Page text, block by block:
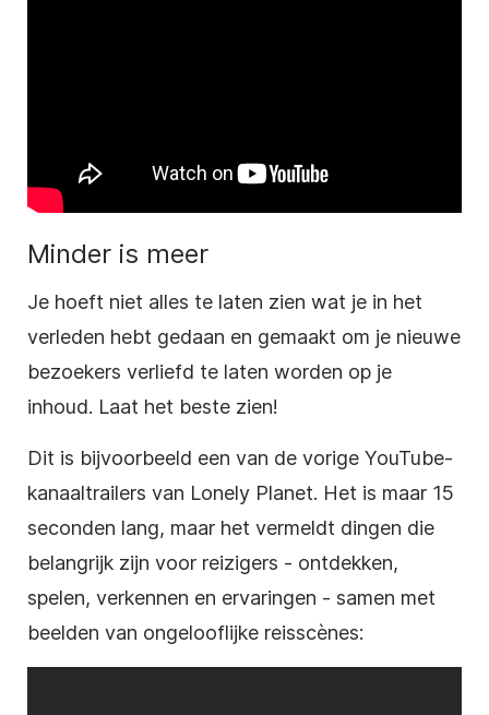
Minder is meer
Je hoeft niet alles te laten zien wat je in het
verleden hebt gedaan en gemaakt om je nieuwe
bezoekers verliefd te laten worden op je
inhoud. Laat het beste zien!
Dit is bijvoorbeeld een van de vorige YouTube-
kanaaltrailers van Lonely Planet. Het is maar 15
seconden lang, maar het vermeldt dingen die
belangrijk zijn voor reizigers - ontdekken,
spelen, verkennen en ervaringen - samen met
beelden van ongelooflijke reisscènes: